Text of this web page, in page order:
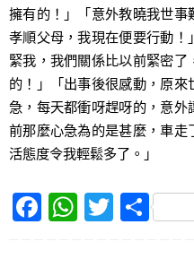
擁有的！」「意外教曉我世
孝順父母，我現在便要行動
緊我，我們關係比以前緊密
的！」「出事後很感動，原
急，每天都衝呀趕呀的，意
前那麼心急為的是甚麼，車
活態度令我輕鬆多了。」
F W T S